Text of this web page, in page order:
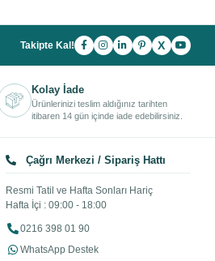
Takipte Kal! X
Kolay İade
Ürünlerinizi teslim aldığınız tarihten
itibaren 14 gün içinde iade edebilirsiniz.
Çağrı Merkezi / Sipariş Hattı
Resmi Tatil ve Hafta Sonları Hariç
Hafta İçi : 09:00 - 18:00
0216 398 01 90
WhatsApp Destek